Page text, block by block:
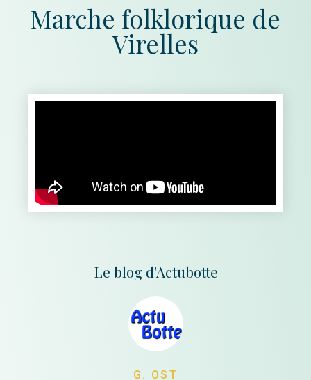
Marche folklorique de
Virelles
Le blog d'Actubotte
G. OST